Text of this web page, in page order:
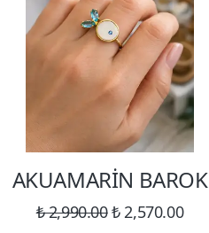
AKUAMARİN BAROK
₺ 2,990.00₺ 2,570.00